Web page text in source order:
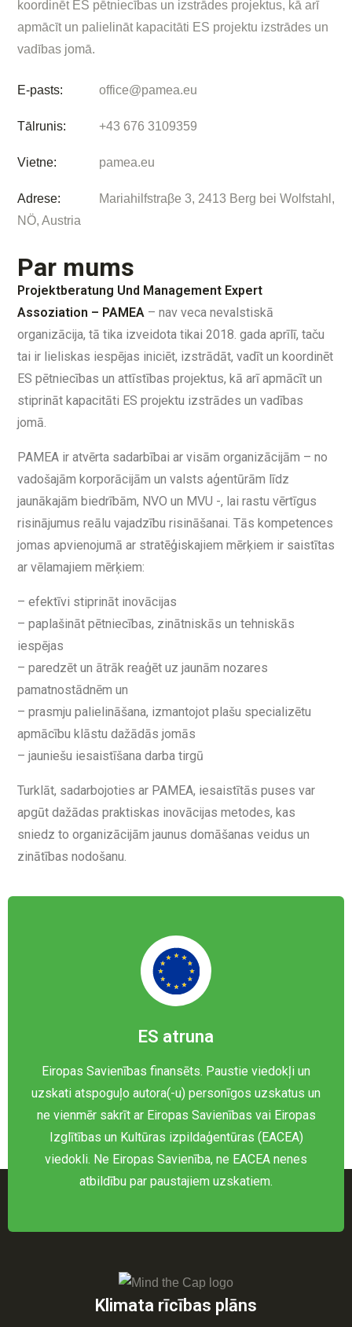
koordinēt ES pētniecības un izstrādes projektus, kā arī
apmācīt un palielināt kapacitāti ES projektu izstrādes un
vadības jomā.
E-pasts: office@pamea.eu
Tālrunis: +43 676 3109359
Vietne: pamea.eu
Adrese:
Mariahilfstraβe 3, 2413 Berg bei Wolfstahl,
NÖ, Austria
Par mums
Projektberatung Und Management Expert
Assoziation – PAMEA – nav veca nevalstiskā
organizācija, tā tika izveidota tikai 2018. gada aprīlī, taču
tai ir lieliskas iespējas iniciēt, izstrādāt, vadīt un koordinēt
ES pētniecības un attīstības projektus, kā arī apmācīt un
stiprināt kapacitāti ES projektu izstrādes un vadības
jomā.
PAMEA ir atvērta sadarbībai ar visām organizācijām – no
vadošajām korporācijām un valsts aģentūrām līdz
jaunākajām biedrībām, NVO un MVU -, lai rastu vērtīgus
risinājumus reālu vajadzību risināšanai. Tās kompetences
jomas apvienojumā ar stratēģiskajiem mērķiem ir saistītas
ar vēlamajiem mērķiem:
– efektīvi stiprināt inovācijas
– paplašināt pētniecības, zinātniskās un tehniskās
iespējas
– paredzēt un ātrāk reaģēt uz jaunām nozares
pamatnostādnēm un
– prasmju palielināšana, izmantojot plašu specializētu
apmācību klāstu dažādās jomās
– jauniešu iesaistīšana darba tirgū
Turklāt, sadarbojoties ar PAMEA, iesaistītās puses var
apgūt dažādas praktiskas inovācijas metodes, kas
sniedz to organizācijām jaunus domāšanas veidus un
zinātības nodošanu.
ES atruna
Eiropas Savienības finansēts. Paustie viedokļi un
uzskati atspoguļo autora(-u) personīgos uzskatus un
ne vienmēr sakrīt ar Eiropas Savienības vai Eiropas
Izglītības un Kultūras izpildaģentūras (EACEA)
viedokli. Ne Eiropas Savienība, ne EACEA nenes
atbildību par paustajiem uzskatiem.
Klimata rīcības plāns